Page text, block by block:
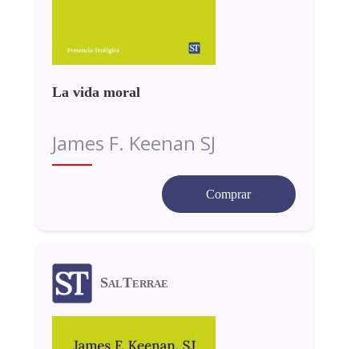
La vida moral
James F. Keenan SJ
Comprar
SalTerrae